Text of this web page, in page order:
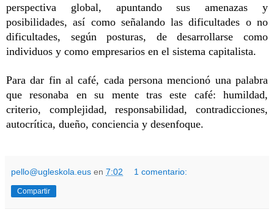
perspectiva global, apuntando sus amenazas y
posibilidades, así como señalando las dificultades o no
dificultades, según posturas, de desarrollarse como
individuos y como empresarios en el sistema capitalista.
Para dar fin al café, cada persona mencionó una palabra
que resonaba en su mente tras este café: humildad,
criterio, complejidad, responsabilidad, contradicciones,
autocrítica, dueño, conciencia y desenfoque.
pello@ugleskola.eus en 7:02 1 comentario:
Compartir